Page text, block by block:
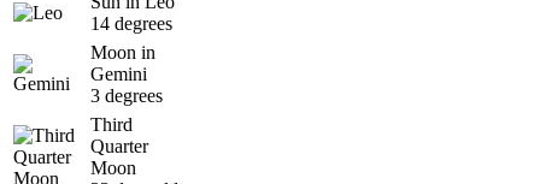
14 degrees
Moon in
Gemini
3 degrees
Third
Quarter
Moon